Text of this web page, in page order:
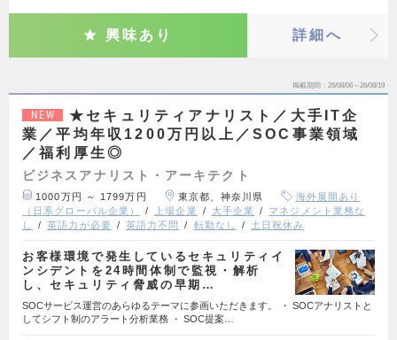
興味あり 詳細へ
掲載期間 26/08/06～26/08/19
NEW
★セキュリティアナリスト／大手IT企
業／平均年収1200万円以上／SOC事業領域
／福利厚生◎
ビジネスアナリスト・アーキテクト
1000万円 ～ 1799万円 東京都、神奈川県
海外展開あり
（日系グローバル企業）
上場企業 大手企業
マネジメント業務な
し
英語力が必要 英語力不問 転勤なし 土日祝休み
お客様環境で発生しているセキュリティイ
ンシデントを24時間体制で監視・解析
し、セキュリティ脅威の早期…
SOCサービス運営のあらゆるテーマに参画いただきます。 ・ SOCアナリストと
してシフト制のアラート分析業務 ・ SOC提案…